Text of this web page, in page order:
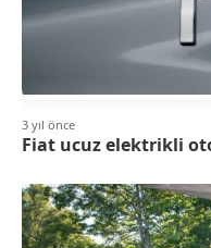
3 yıl önce
Fiat ucuz elektrikli